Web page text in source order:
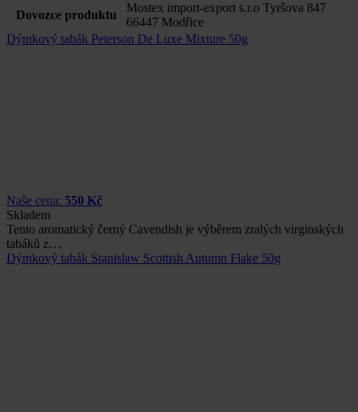
Dovozce produktu
Mostex import-export s.r.o Tyršova 847
66447 Modřice
Dýmkový tabák Peterson De Luxe Mixture 50g
Naše cena: 550 Kč
Skladem
Tento aromatický černý Cavendish je výběrem zralých virginských
tabáků z…
Dýmkový tabák Stanislaw Scottish Autumn Flake 50g